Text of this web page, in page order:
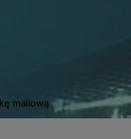
mailową